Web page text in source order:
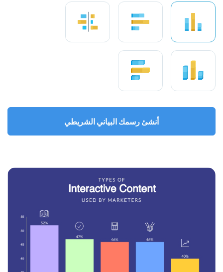
أنشئ رسمك البياني الشريطي